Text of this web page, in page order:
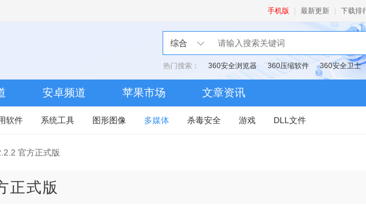
手机版 最新更新 下载排
综合
热门搜索： 360安全浏览器 360压缩软件 360安全卫士
安卓频道 苹果市场 文章资讯
软件 系统工具 图形图像 多媒体 杀毒安全 游戏 DLL文件
官方正式版
正式版